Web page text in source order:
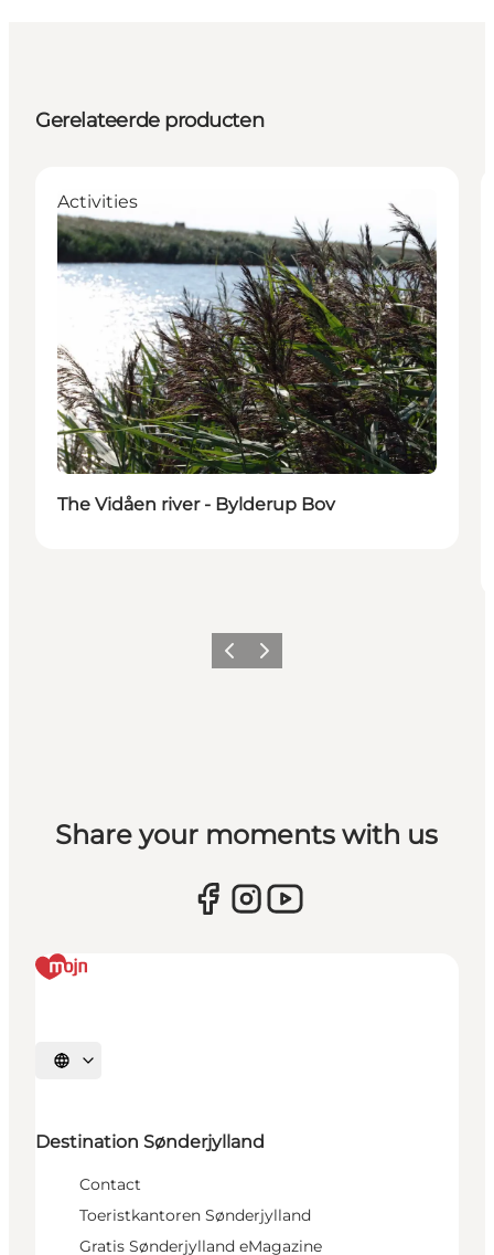
Gerelateerde producten
Activities
The Vidåen river - Bylderup Bov
Vorige Volgende
Share your moments with us
Selecteer taal
Destination Sønderjylland
Contact
Toeristkantoren Sønderjylland
Gratis Sønderjylland eMagazine